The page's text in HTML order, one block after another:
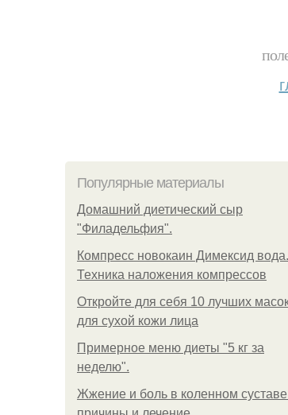
Популярные материалы
Домашний диетический сыр
"Филадельфия".
Компресс новокаин Димексид вода.
Техника наложения компрессов
Откройте для себя 10 лучших
для сухой кожи лица
Примерное меню диеты "5 кг за
неделю".
Жжение и боль в коленном